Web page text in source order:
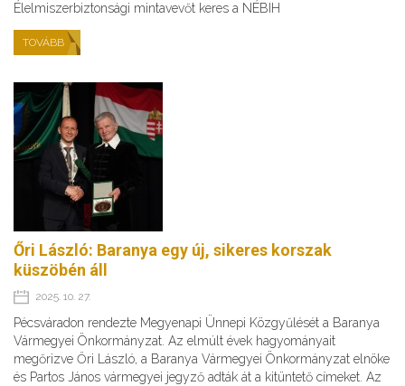
Élelmiszerbiztonsági mintavevőt keres a NÉBIH
TOVÁBB
Őri László: Baranya egy új, sikeres korszak
küszöbén áll
2025. 10. 27.
Pécsváradon rendezte Megyenapi Ünnepi Közgyűlését a Baranya
Vármegyei Önkormányzat. Az elmúlt évek hagyományait
megőrizve Őri László, a Baranya Vármegyei Önkormányzat elnöke
és Partos János vármegyei jegyző adták át a kitüntető címeket. Az